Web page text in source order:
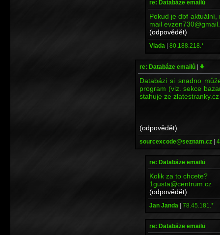
re: Databáze emailů
Pokud je dbf
mail
(odpovědět)
Vlada | 80.188.218.*
re: Databáze emailů |
Databázi si snadno
program (viz. sekce
stahuje ze zlatestranky.cz
(odpovědět)
sourcexcode@seznam.cz |
re: Databáze emailů
Kolik za to chcete?
1gusta@centrum.cz
(odpovědět)
Jan Janda | 78.45.181.*
re: Databáze emailů